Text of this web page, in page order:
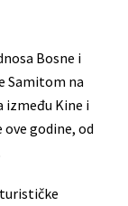
Bosne i
Samitom na
između Kine i
godine, od